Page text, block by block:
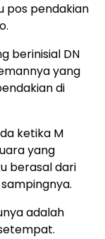
pos pendakian
berinisial DN
yang
di
ketika M
yang
berasal dari
adalah